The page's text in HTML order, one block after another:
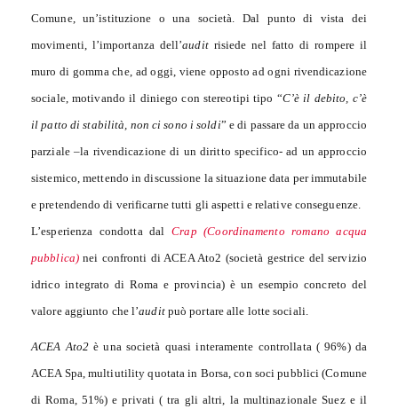
Comune, un’istituzione o una società. Dal punto di vista dei
movimenti, l’importanza dell’auditrisiede nel fatto di rompere il
muro di gomma che, ad oggi, viene opposto ad ogni rivendicazione
sociale, motivando il diniego con stereotipi tipo “C’è il debito, c’è
il patto di stabilità, non ci sono i soldi” e di passare da un approccio
parziale –la rivendicazione di un diritto specifico- ad un approccio
sistemico, mettendo in discussione la situazione data per immutabile
e pretendendo di verificarne tutti gli aspetti e relative conseguenze.
L’esperienza condotta dalCrap (Coordinamento romano acqua
pubblica)nei confronti di ACEA Ato2 (società gestrice del servizio
idrico integrato di Roma e provincia) è un esempio concreto del
valore aggiunto che l’auditpuò portare alle lotte sociali.
ACEA Ato2è una società quasi interamente controllata ( 96%) da
ACEA Spa, multiutility quotata in Borsa, con soci pubblici (Comune
di Roma, 51%) e privati ( tra gli altri, la multinazionale Suez e il